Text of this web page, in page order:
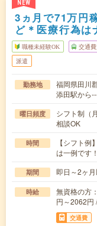
NEW
3ヵ月で71万円
ど＊医療行為は
職種未経験OK 交通
派遣
勤務地
福岡県田川
添田駅から
曜日頻度
シフト制（
相談OK
時間
【シフト
は一例です
期間 即日～2ヶ
時給
無資格の方
円～2062円
交通費